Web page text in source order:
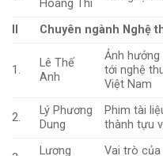
Hoàng Thi
Chuyên ngành Nghệ
1.
Lê Thế
Anh
Ảnh
tới nghệ
Việt Nam
2.
Lý Phương
Dung
Phim tài
thành tựu
Lương
Vai trò